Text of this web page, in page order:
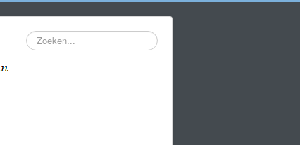
Zoeken...